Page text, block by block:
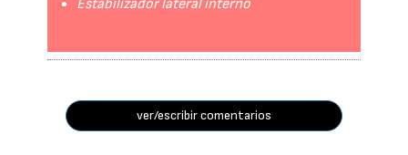
Estabilizador lateral interno
ver/escribir comentarios